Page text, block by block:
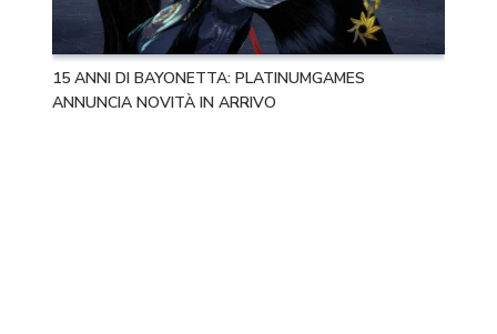
15 ANNI DI BAYONETTA: PLATINUMGAMES
ANNUNCIA NOVITÀ IN ARRIVO